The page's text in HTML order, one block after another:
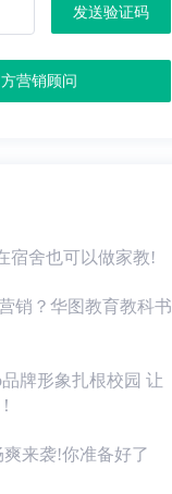
发送验证码
营销顾问
宿舍也可以做家教!
销？华图教育教科书
牌形象扎根校园 让
来袭!你准备好了